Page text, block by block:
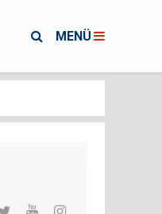
MENÜ